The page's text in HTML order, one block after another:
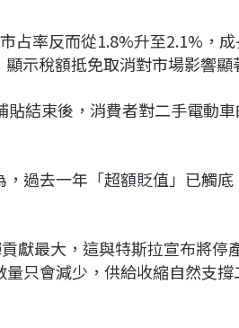
占率反而從1.8%升至2.1%，成
示稅額抵免取消對市場影響顯
結束後，消費者對二手電動
過去一年「超額貶值」已觸底
獻最大，這與特斯拉宣布將停
只會減少，供給收縮自然支撐